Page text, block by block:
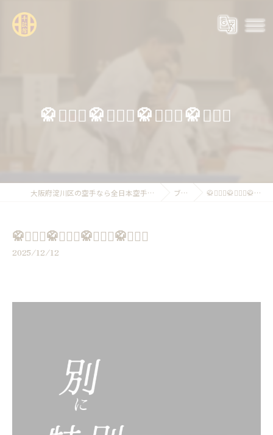
🥋🏃🏻‍♂️🥋🏃🏻‍♂️🥋🏃🏻‍♂️🥋🏃🏻‍♂️
大阪府淀川区の空手なら全日本空手道連盟糸東会 千政館 ブログ 🥋🏃🏻‍♂️🥋🏃🏻‍♂️🥋🏃🏻‍♂️🥋🏃🏻‍♂️
🥋🏃🏻‍♂️🥋🏃🏻‍♂️🥋🏃🏻‍♂️🥋🏃🏻‍♂️
2025/12/12